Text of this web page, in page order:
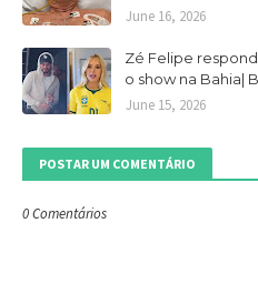
June 16, 2026
Zé Felipe
o show na Bahia|
June 15, 2026
POSTAR UM COMENTÁRIO
0 Comentários